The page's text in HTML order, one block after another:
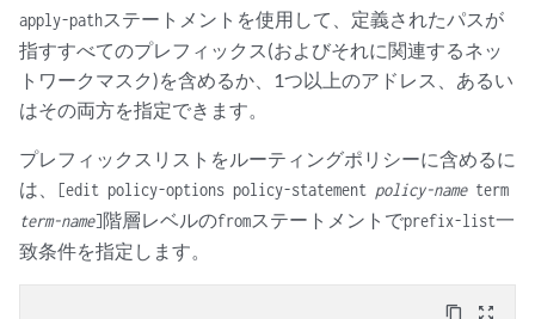
apply-pathステートメントを使用して、定義されたパスが
指すすべてのプレフィックス(およびそれに関連するネッ
トワークマスク)を含めるか、1つ以上のアドレス、あるい
はその両方を指定できます。
プレフィックスリストをルーティングポリシーに含めるに
は、
[edit policy-options policy-statement policy-nameterm
term-name]階層レベルのfromステートメントでprefix-list一
致条件を指定します。
content_copy zoom_out_map